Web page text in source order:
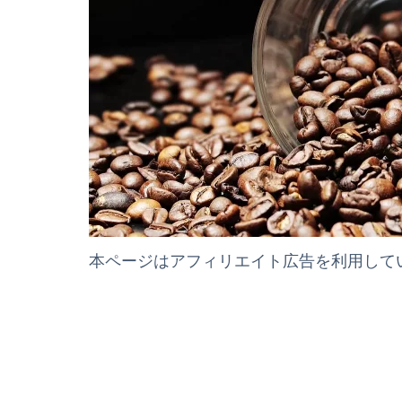
本ページはアフィリエイト広告を利用して